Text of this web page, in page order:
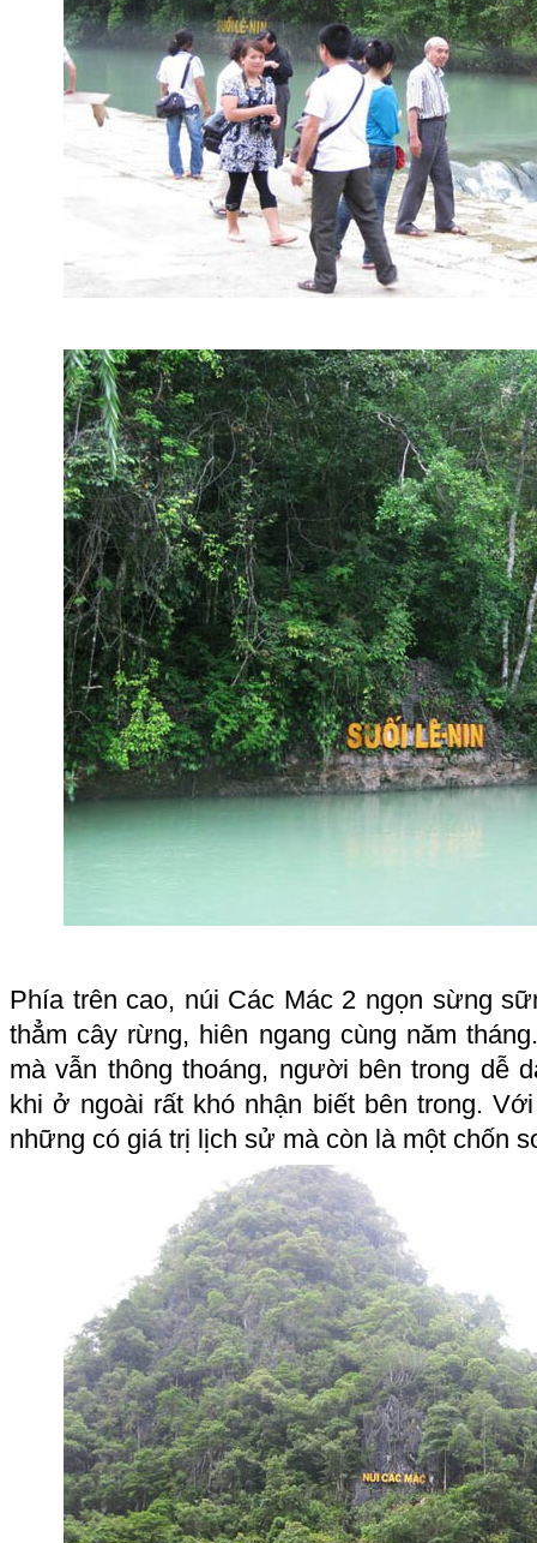
Phía trên cao, núi Các Mác 2 ngọn sừng
thẳm cây rừng, hiên ngang cùng năm
mà vẫn thông thoáng, người bên trong dễ
khi ở ngoài rất khó nhận biết bên trong.
những có giá trị lịch sử mà còn là một chốn